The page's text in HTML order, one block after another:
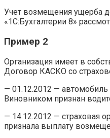
Учет возмещения ущерба
«1С:Бухгалтерии 8»
Пример 2
Организация имеет в
Договор КАСКО со
— 01.12.2012 —
Виновником признан
— 14.12.2012 — страховая
признала выплату